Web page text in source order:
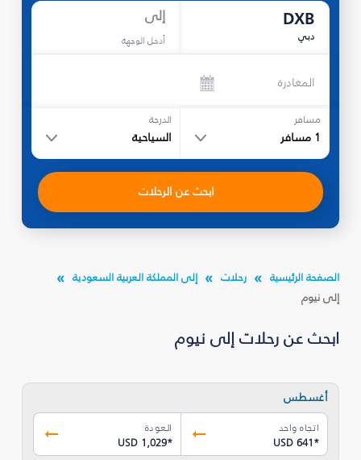
DXB
دبي
إلى
أدخل الوجهة
المغادرة
مسافر
1 مسافر
الدرجة
السياحية
ابحث عن الرحلات
الصفحة الرئيسية رحلات
إلى المملكة العربية السعودية
إلى نيوم
ابحث عن رحلات إلى نيوم
أغسطس
اتجاه واحد
USD 641*
العودة
USD 1,029*